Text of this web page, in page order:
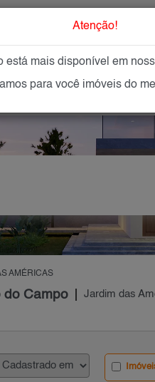
NOVOS
AMÉRICAS
do Campo Jardim das
Atenção!
está mais disponível em
para você imóveis do